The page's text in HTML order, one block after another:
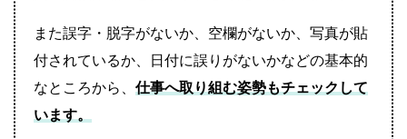
また誤字・脱字がないか、空欄がないか、写真が貼
付されているか、日付に誤りがないかなどの基本的
なところから、 仕事へ取り組む姿勢もチェックして
います。